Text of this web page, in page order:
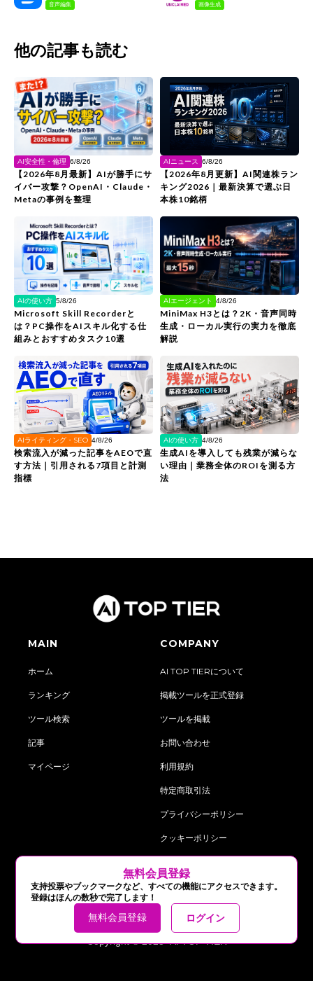
音声編集 画像生成
他の記事も読む
AI安全性・倫理 6/8/26
【2026年8月最新】AIが勝手にサ
イバー攻撃？OpenAI・Claude・
Metaの事例を整理
AIニュース 6/8/26
【2026年8月更新】AI関連株ラン
キング2026｜最新決算で選ぶ日
本株10銘柄
AIの使い方 5/8/26
Microsoft Skill Recorderと
は？PC操作をAIスキル化する仕
組みとおすすめタスク10選
AIエージェント 4/8/26
MiniMax H3とは？2K・音声同時
生成・ローカル実行の実力を徹底
解説
AIライティング・SEO 4/8/26
検索流入が減った記事をAEOで直
す方法｜引用される7項目と計測
指標
AIの使い方 4/8/26
生成AIを導入しても残業が減らな
い理由｜業務全体のROIを測る方
法
MAIN
ホーム
ランキング
ツール検索
記事
マイページ
COMPANY
AI TOP TIERについて
掲載ツールを正式登録
ツールを掲載
お問い合わせ
利用規約
特定商取引法
プライバシーポリシー
クッキーポリシー
follow us on:
Copyright © 2025 AI TOP TIER
‍無料会員登録
支持投票やブックマークなど、すべての機能にアクセスできます。
登録はほんの数秒で完了します！
無料会員登録 ログイン